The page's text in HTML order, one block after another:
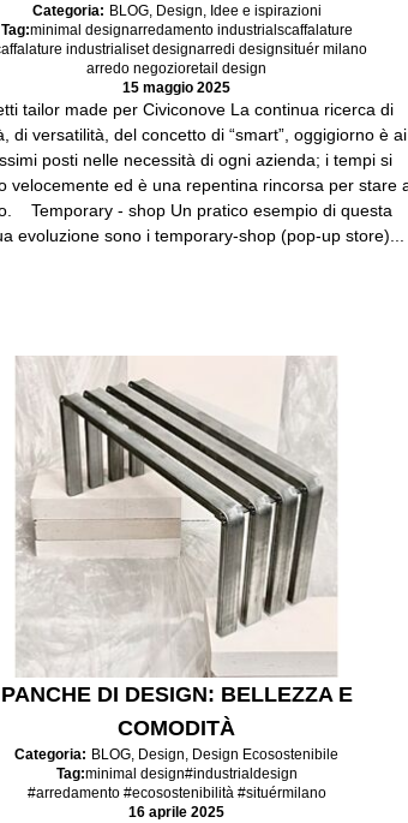
Categoria: BLOG, Design Idee e ispirazioni
Tag:minimal designarredamento industrialscaffalature
industrialiset designarredi designsituér milano
arredo negozioretail design
15 maggio 2025
tailor made per Civiconove La continua ricerca di
di versatilità, del concetto di “smart”, oggigiorno è ai
posti nelle necessità di ogni azienda; i tempi si
velocemente ed è una repentina rincorsa per stare
Temporary - shop Un pratico esempio di questa
evoluzione sono i temporary-shop (pop-up store)...
PANCHE DI DESIGN: BELLEZZA E
COMODITÀ
Categoria: BLOG, Design, Design Ecosostenibile
Tag:minimal design#industrialdesign
#arredamento #ecosostenibilità #situérmilano
16 aprile 2025